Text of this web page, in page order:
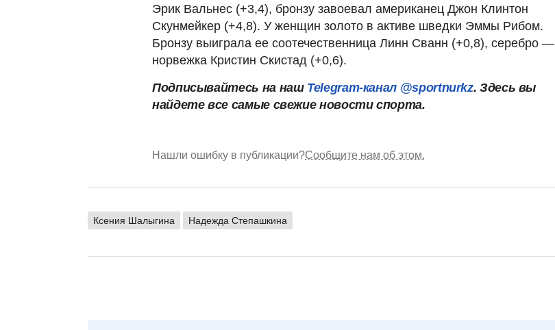
Эрик Вальнес (+3,4), бронзу завоевал американец Джон Клинтон
Скунмейкер (+4,8). У женщин золото в активе шведки Эммы Рибом.
Бронзу выиграла ее соотечественница Линн Сванн (+0,8), серебро —
норвежка Кристин Скистад (+0,6).
Подписывайтесь на наш Telegram-канал @sportnurkz. Здесь вы
найдете все самые свежие новости спорта.
Нашли ошибку в публикации?Сообщите нам об этом.
Ксения Шалыгина Надежда Степашкина